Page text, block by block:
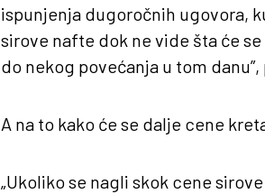
ispunjenja dugoročnih ugovora,
sirove nafte dok ne vide šta će
do nekog povećanja u tom
A na to kako će se dalje cene
„Ukoliko se nagli skok cene